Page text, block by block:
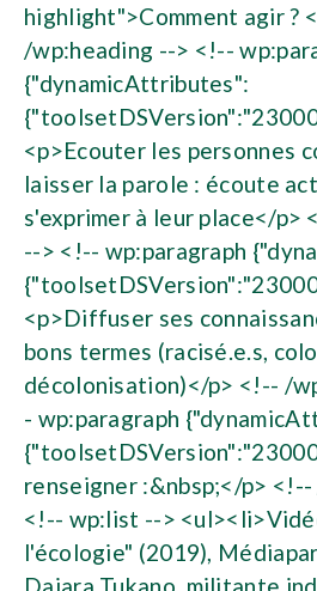
highlight">Comment agir ?
/wp:heading --> <!--
{"dynamicAttributes":
<p>Ecouter les personnes
laisser la parole : écoute
s'exprimer à leur place</p>
--> <!-- wp:paragraph
<p>Diffuser ses
bons termes (racisé.e.s,
décolonisation)</p> <!-- /
- wp:paragraph
renseigner :&nbsp;</p>
<!-- wp:list -->
l'écologie" (2019),
Daiara Tukano, militante